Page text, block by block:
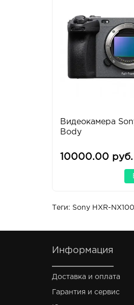
Видеокамера
Body
10000.00 руб.
Теги: Sony HXR-NX100
Информация
Доставка и оплата
Гарантия и сервис